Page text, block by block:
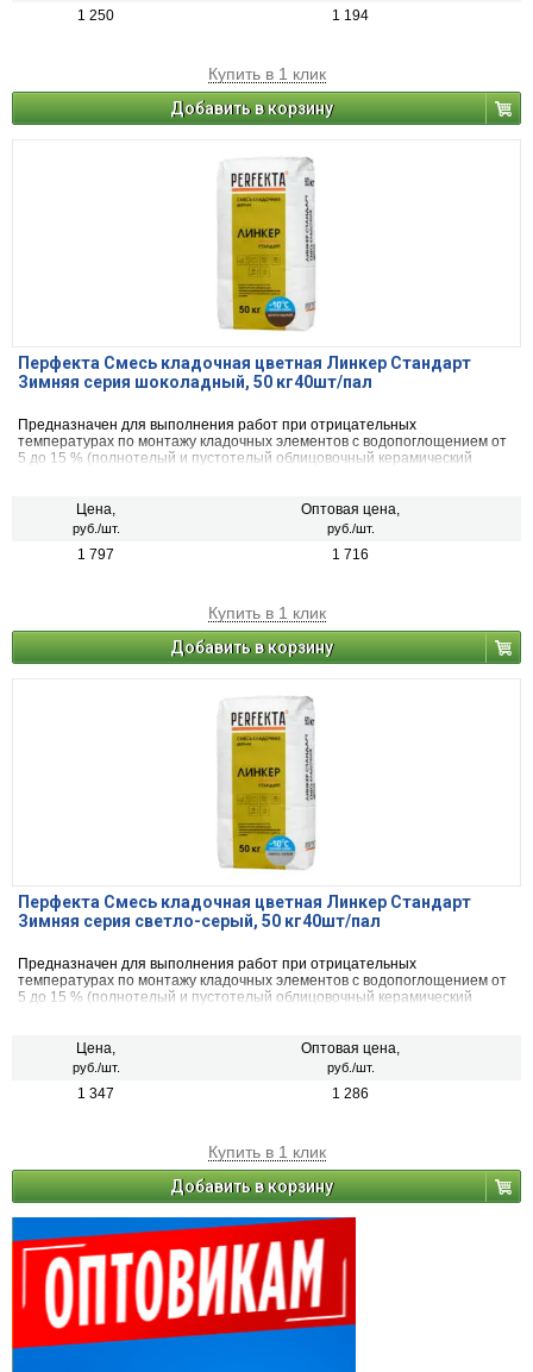
1 250 1 194
Купить в 1 клик
Добавить в корзину
Перфекта Смесь кладочная цветная Линкер Стандарт
Зимняя серия шоколадный, 50 кг40шт/пал
Предназначен для выполнения работ при отрицательных
температурах по монтажу кладочных элементов с водопоглощением от
5 до 15 % (полнотелый и пустотелый облицовочный керамический
Цена,
руб./шт.
Оптовая цена,
руб./шт.
1 797 1 716
Купить в 1 клик
Добавить в корзину
Перфекта Смесь кладочная цветная Линкер Стандарт
Зимняя серия светло-серый, 50 кг40шт/пал
Предназначен для выполнения работ при отрицательных
температурах по монтажу кладочных элементов с водопоглощением от
5 до 15 % (полнотелый и пустотелый облицовочный керамический
Цена,
руб./шт.
Оптовая цена,
руб./шт.
1 347 1 286
Купить в 1 клик
Добавить в корзину